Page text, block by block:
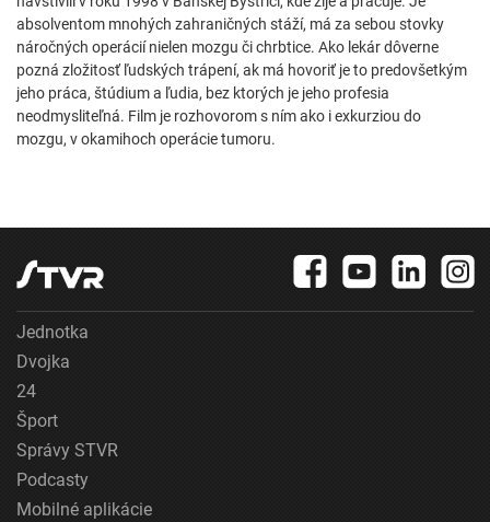
absolventom mnohých zahraničných stáží, má za sebou stovky
náročných operácií nielen mozgu či chrbtice. Ako lekár dôverne
pozná zložitosť ľudských trápení, ak má hovoriť je to predovšetkým
jeho práca, štúdium a ľudia, bez ktorých je jeho profesia
neodmysliteľná. Film je rozhovorom s ním ako i exkurziou do
mozgu, v okamihoch operácie tumoru.
Jednotka
Dvojka
24
Šport
Správy STVR
Podcasty
Mobilné aplikácie